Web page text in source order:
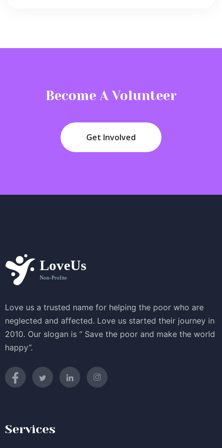
Become A Volunteer
Get Involved
Love us a trusted name for helping the poor who are
neglected and affected. Love us started their journey in
2010. Our slogan is “ Save the poor and make the world
happy”.
Services